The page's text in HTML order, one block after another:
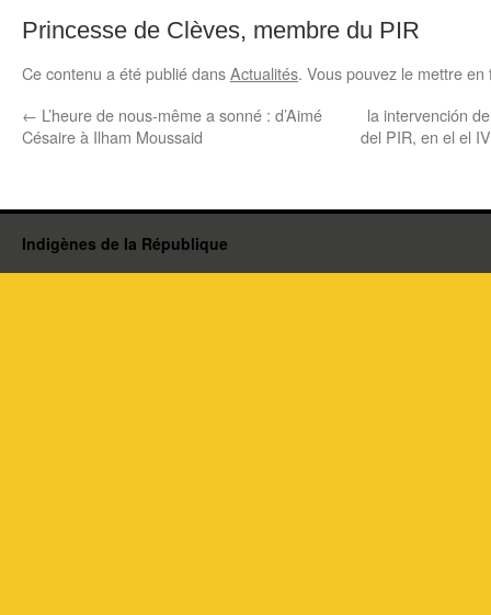
Princesse de Clèves, membre du PIR
Ce contenu a été publié dansActualités. Vous pouvez le mettre
← L’heure de nous-même a sonné : d’Aimé
Césaire à Ilham Moussaid
la intervención
del PIR, en el el
Indigènes de la République